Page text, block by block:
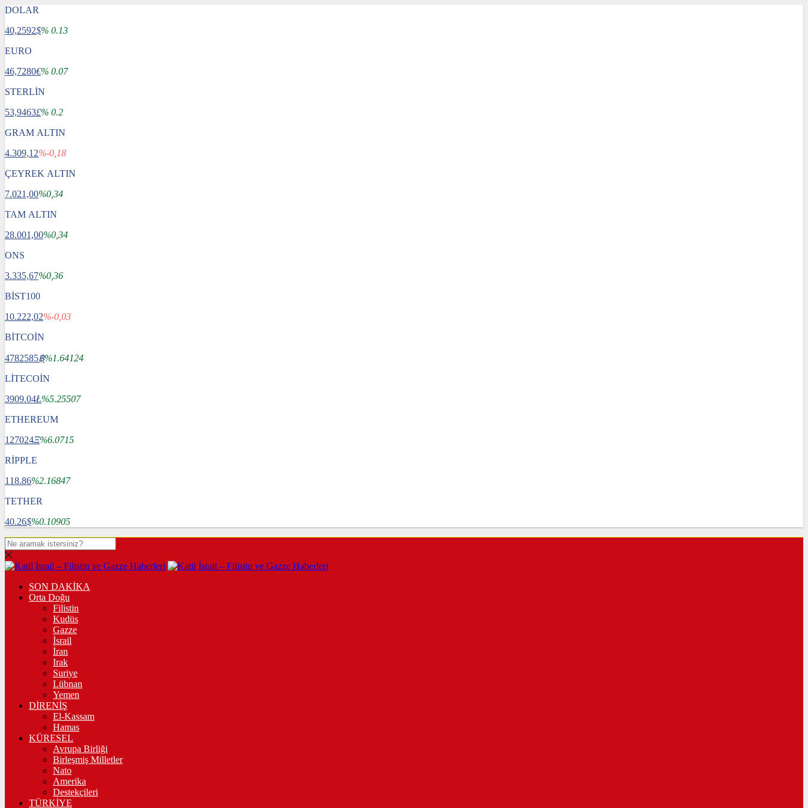
DOLAR
40,2592$% 0.13
EURO
46,7280€% 0.07
STERLİN
53,9463£% 0.2
GRAM ALTIN
4.309,12%-0,18
ÇEYREK ALTIN
7.021,00%0,34
TAM ALTIN
28.001,00%0,34
ONS
3.335,67%0,36
BİST100
10.222,02%-0,03
BİTCOİN
4782585฿%1.64124
LİTECOİN
3909.04Ł%5.25507
ETHEREUM
127024Ξ%6.0715
RİPPLE
118.86%2.16847
TETHER
40.26$%0.10905
SON DAKİKA
Orta Doğu
Filistin
Kudüs
Gazze
İsrail
İran
Irak
Suriye
Lübnan
Yemen
DİRENİŞ
El-Kassam
Hamas
KÜRESEL
Avrupa Birliği
Birleşmiş Milletler
Nato
Amerika
Destekçileri
TÜRKİYE